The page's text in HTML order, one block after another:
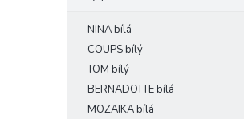
NINA bílá
COUPS bílý
TOM bílý
BERNADOTTE bílá
MOZAIKA bílá